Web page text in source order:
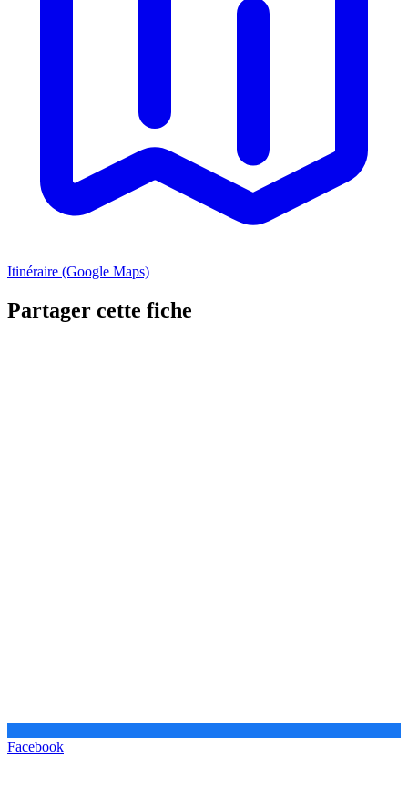
Itinéraire (Google Maps)
Partager cette fiche
Facebook